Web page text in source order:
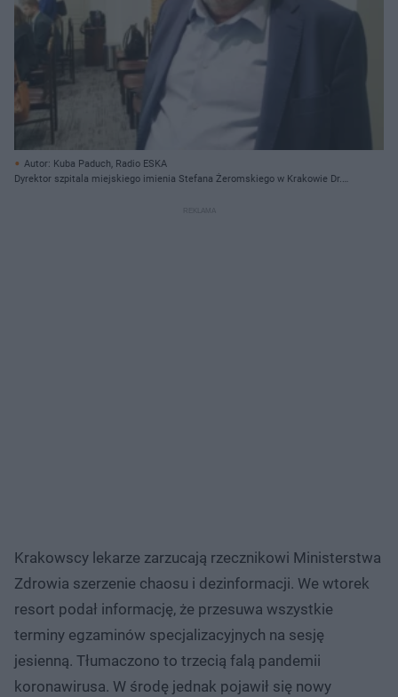
Autor: Kuba Paduch, Radio ESKA
Dyrektor szpitala miejskiego imienia Stefana Żeromskiego w Krakowie Dr.
Krakowscy lekarze zarzucają rzecznikowi Ministerstwa
Zdrowia szerzenie chaosu i dezinformacji. We wtorek
resort podał informację, że przesuwa wszystkie
terminy egzaminów specjalizacyjnych na sesję
jesienną. Tłumaczono to trzecią falą pandemii
koronawirusa. W środę jednak pojawił się nowy